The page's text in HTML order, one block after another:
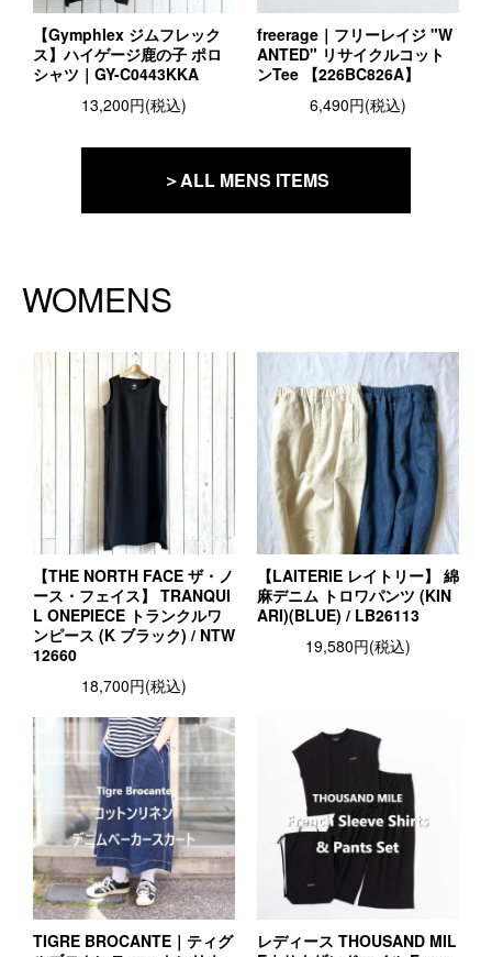
【Gymphlex ジムフレック
ス】ハイゲージ鹿の子 ポロ
シャツ｜GY-C0443KKA
13,200円(税込)
freerage｜フリーレイジ "W
ANTED" リサイクルコット
ンTee 【226BC826A】
6,490円(税込)
＞ALL MENS ITEMS
WOMENS
【THE NORTH FACE ザ・ノ
ース・フェイス】 TRANQUI
L ONEPIECE トランクルワ
ンピース (K ブラック) / NTW
12660
18,700円(税込)
【LAITERIE レイトリー】 綿
麻デニム トロワパンツ (KIN
ARI)(BLUE) / LB26113
19,580円(税込)
TIGRE BROCANTE｜ティグ
レディース THOUSAND MIL